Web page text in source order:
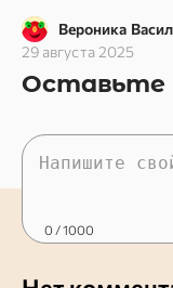
Вероника
29 августа 2025
Оставьте
0 / 1000